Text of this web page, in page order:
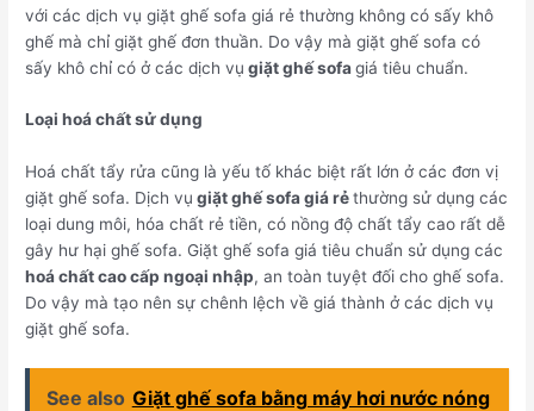
với các dịch vụ giặt ghế sofa giá rẻ thường không có sấy khô
ghế mà chỉ giặt ghế đơn thuần. Do vậy mà giặt ghế sofa có
sấy khô chỉ có ở các dịch vụ giặt ghế sofagiá tiêu chuẩn.
Loại hoá chất sử dụng
Hoá chất tẩy rửa cũng là yếu tố khác biệt rất lớn ở các đơn vị
giặt ghế sofa. Dịch vụ giặt ghế sofa giá rẻthường sử dụng các
loại dung môi, hóa chất rẻ tiền, có nồng độ chất tẩy cao rất dễ
gây hư hại ghế sofa. Giặt ghế sofa giá tiêu chuẩn sử dụng các
hoá chất cao cấp ngoại nhập, an toàn tuyệt đối cho ghế sofa.
Do vậy mà tạo nên sự chênh lệch về giá thành ở các dịch vụ
giặt ghế sofa.
See also Giặt ghế sofa bằng máy hơi nước nóng